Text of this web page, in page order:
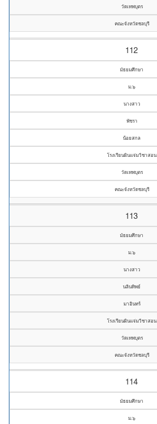
วัดเทพบุตร
คณะจังหวัดชลบุรี
112
มัธยมศึกษา
ม.๖
นางสาว
พัชรา
น้อยสกล
โรงเรียนผินแจ่มวิชาสอน
วัดเทพบุตร
คณะจังหวัดชลบุรี
113
มัธยมศึกษา
ม.๖
นางสาว
นลินทิพย์
มาอินทร์
โรงเรียนผินแจ่มวิชาสอน
วัดเทพบุตร
คณะจังหวัดชลบุรี
114
มัธยมศึกษา
ม.๖